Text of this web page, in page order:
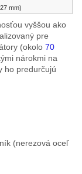
mm)
vyššou ako
pre
(okolo 70
nárokmi na
ho predurčujú
(nerezová oceľ